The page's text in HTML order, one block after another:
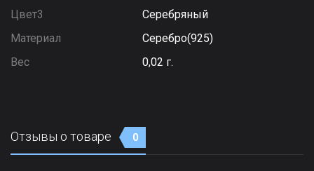
Цвет3
Серебряный
Материал
Серебро(925)
Вес
0,02 г.
Отзывы о товаре 0